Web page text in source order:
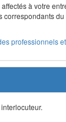
à votre
professionnels